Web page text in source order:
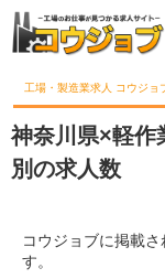
工場・製造業求人 コウジョ
神奈川県×軽作
別の求人数
コウジョブに掲載
す。